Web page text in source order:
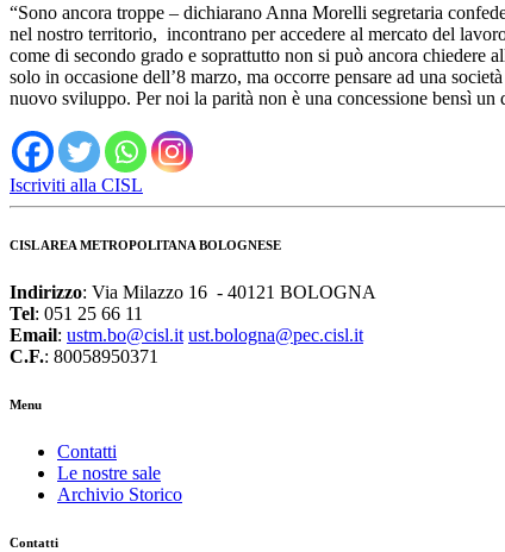
“Sono ancora troppe – dichiarano Anna Morelli segretaria
nel nostro territorio, incontrano per accedere al mercato del
come di secondo grado e soprattutto non si può ancora chiedere
solo in occasione dell’8 marzo, ma occorre pensare ad una
nuovo sviluppo. Per noi la parità non è una concessione bensì
Iscriviti alla CISL
CISL AREA METROPOLITANA BOLOGNESE
Indirizzo: Via Milazzo 16 - 40121 BOLOGNA
Tel: 051 25 66 11
Email: ustm.bo@cisl.it ust.bologna@pec.cisl.it
C.F.: 80058950371
Menu
Contatti
Le nostre sale
Archivio Storico
Contatti